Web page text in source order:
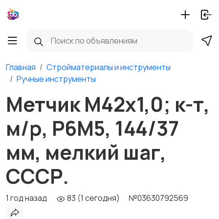
Главная
Стройматериалы и инструменты
Ручные инструменты
Метчик М42х1,0; к-т,
м/р, Р6М5, 144/37
мм, мелкий шаг,
СССР.
1 год назад 83 (1 сегодня) №03630792569